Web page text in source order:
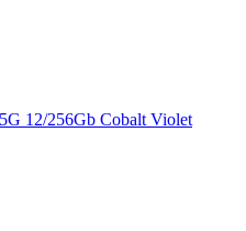
12/256Gb Cobalt Violet